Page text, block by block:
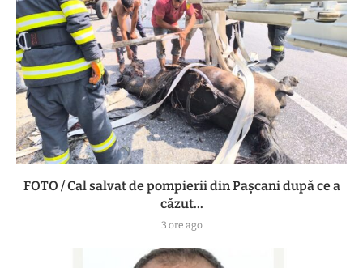
FOTO / Cal salvat de pompierii din Pașcani după ce a
căzut...
3 ore ago